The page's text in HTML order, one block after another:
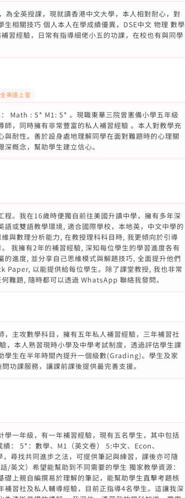
為全英授課，現就讀香港中文大學，本人相對耐心，對
相關技巧 個人本人在學成績優異，DSE中文 物理 數學
習經驗，日常有指導細佬小五的功課，在校也有與同學
英語上堂
Math : 5* M1: 5* 。現職東華三院曾憲備小學五年級
，同時擁有非常豐富的私人補習經驗 。本人對教學充
耐性。善於設身處地理解同學在面對難題時的心理關
概念，幫助學生建立信心。
。我在16歲時便獨自前往美國升讀中學，擁有多年深
或雙語教學環境, 適合國際學校，本地英，中文中學的
與數理分析能力, 在教授理科科目時, 我更傾向於引導
我擁有2年的補習經驗, 深知每位學生的學習進度各有
進度, 並分享自己思維模式與解題技巧, 全面提升他們
Paper, 以能提供給每位學生。除了課堂教授, 我也非常
難題, 隨時都可以透過 WhatsApp 聯絡我發問。
主攻數學科目，擁有五年私人補習經驗，三年補習社
，本人熟習現時小學及中學考試制度，透過評估學生課
學生在半年時間內提升一個級數(Grading)。學生及家
功課服務，讓課前課後提供最完善支援。
一年級，有一年補習經驗，現有五名學生，其中包括
： 5*：數學、M1（英文卷） 5:中文、Econ、
尋找共同進步之法，可提供筆記與練習，課後亦可隨
/英文）希望能幫助到不同需要的學生 獨家教學資源：
上親自編撰易於理解的筆記，能幫助學生直擊考題核
習社及私人輔導經驗，目前正指導4名學生。這讓我深